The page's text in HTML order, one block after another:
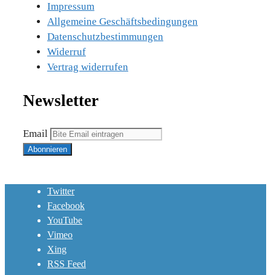
Impressum
Allgemeine Geschäftsbedingungen
Datenschutzbestimmungen
Widerruf
Vertrag widerrufen
Newsletter
Email
Twitter
Facebook
YouTube
Vimeo
Xing
RSS Feed